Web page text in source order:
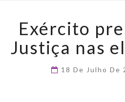
Exército
Justiça nas
18 De Julho De